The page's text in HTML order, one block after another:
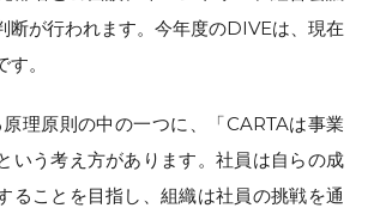
断が行われます。今年度のDIVEは、現在
。
理原則の中の一つに、「CARTAは事業
いう考え方があります。社員は自らの成
ることを目指し、組織は社員の挑戦を通